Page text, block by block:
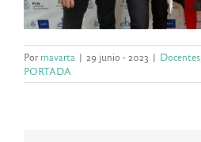
Porrnavarta | 29 junio - 2023 | Docentes
PORTADA